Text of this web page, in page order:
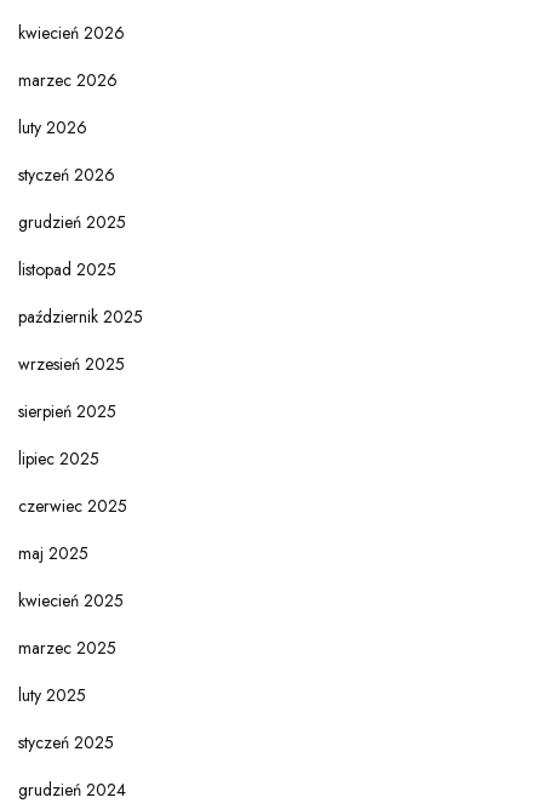
kwiecień 2026
marzec 2026
luty 2026
styczeń 2026
grudzień 2025
listopad 2025
październik 2025
wrzesień 2025
sierpień 2025
lipiec 2025
czerwiec 2025
maj 2025
kwiecień 2025
marzec 2025
luty 2025
styczeń 2025
grudzień 2024